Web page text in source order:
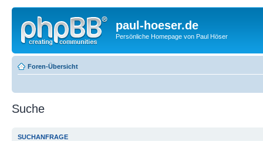
paul-hoeser.de
Persönliche Homepage von Paul Höser
Foren-Übersicht
Suche
SUCHANFRAGE